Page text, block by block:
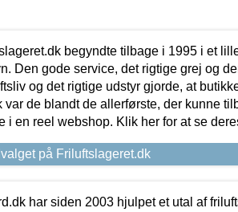
begyndte tilbage i 1995 i et
Den gode service, det rigtige grej og
og det rigtige udstyr gjorde, at
var de blandt de allerførste, der kunne
i en reel webshop. Klik her for at se
på Friluftslageret.dk
har siden 2003 hjulpet et utal af